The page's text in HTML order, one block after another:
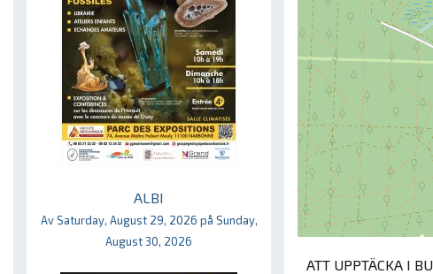
ALBI
Av Saturday, August 29, 2026 på Sunday,
August 30, 2026
ATT UPPTÄCKA I